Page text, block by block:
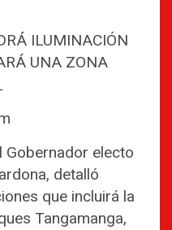
ILUMINACIÓN
UNA ZONA
Gobernador electo
detalló
que incluirá la
Tangamanga,